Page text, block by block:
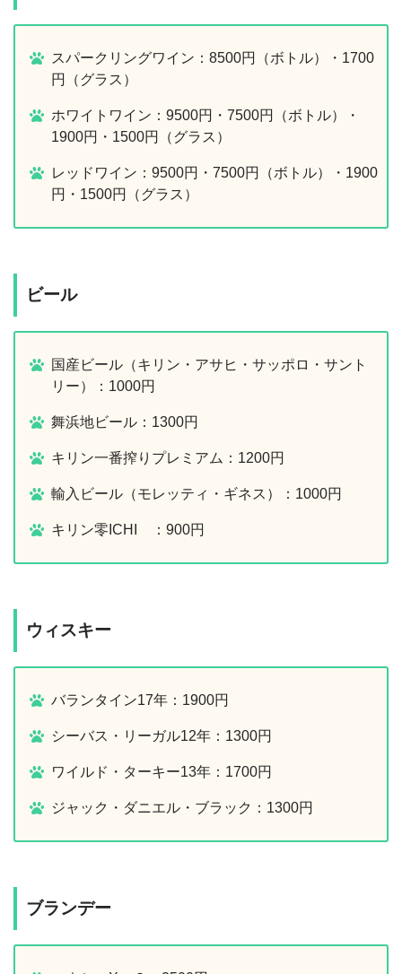
スパークリングワイン：8500円（ボトル）・1700
円（グラス）
ホワイトワイン：9500円・7500円（ボトル）・
1900円・1500円（グラス）
レッドワイン：9500円・7500円（ボトル）・1900
円・1500円（グラス）
ビール
国産ビール（キリン・アサヒ・サッポロ・サント
リー）：1000円
舞浜地ビール：1300円
キリン一番搾りプレミアム：1200円
輸入ビール（モレッティ・ギネス）：1000円
キリン零ICHI ：900円
ウィスキー
バランタイン17年：1900円
シーバス・リーガル12年：1300円
ワイルド・ターキー13年：1700円
ジャック・ダニエル・ブラック：1300円
ブランデー